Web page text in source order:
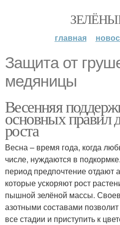
главная
Защита от
медяницы
Весенняя
основных правил
роста
Весна – время года, когда
числе, нуждаются в
период предпочтение отдают
которые ускоряют рост
пышной зелёной массы.
азотными составами
все стадии и приступить к